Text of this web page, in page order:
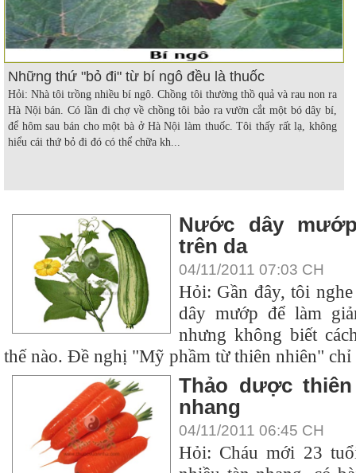
Những thứ "bỏ đi" từ bí ngô đều là thuốc
Hỏi: Nhà tôi trồng nhiều bí ngô. Chồng tôi thường thồ quả và rau non ra
Hà Nội bán. Có lần đi chợ về chồng tôi bảo ra vườn cắt một bó dây bí,
để hôm sau bán cho một bà ở Hà Nội làm thuốc. Tôi thấy rất lạ, không
hiểu cái thứ bỏ đi đó có thể chữa kh...
Nước dây
trên da
04/11/2011 07:03 CH
Hỏi: Gần đây, tôi
dây mướp để làm
nhưng không biết
thế nào. Đề nghị "Mỹ phầm từ thiên nhiên" chỉ
Thảo dược
nhang
04/11/2011 06:45 CH
Hỏi: Cháu mới 23